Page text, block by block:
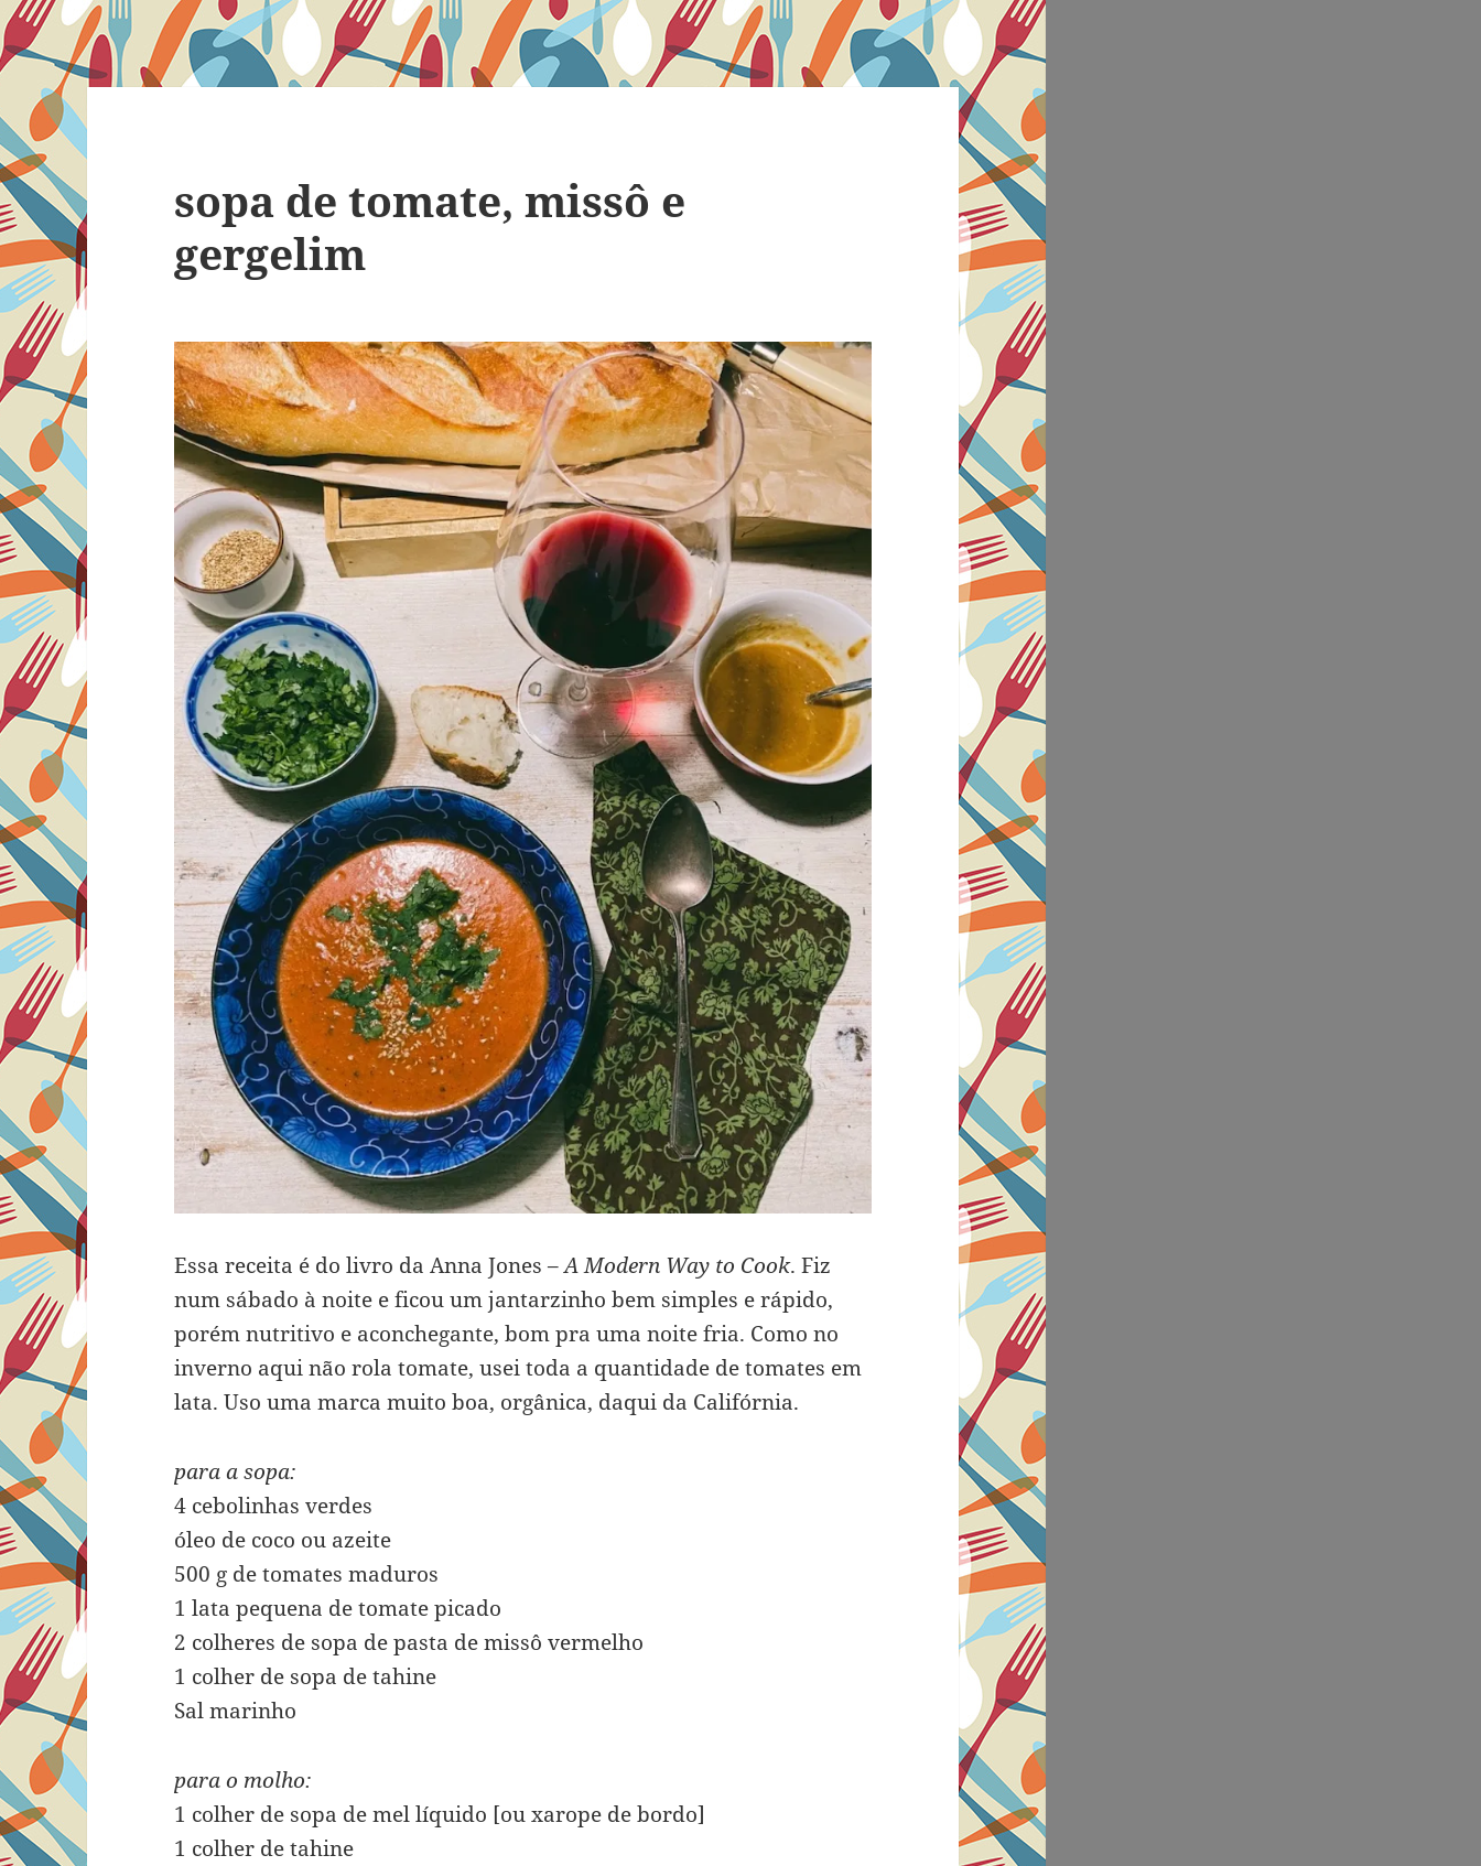
sopa de tomate, missô e
gergelim
Essa receita é do livro da Anna Jones –A Modern Way to Cook. Fiz
num sábado à noite e ficou um jantarzinho bem simples e rápido,
porém nutritivo e aconchegante, bom pra uma noite fria. Como no
inverno aqui não rola tomate, usei toda a quantidade de tomates em
lata. Uso uma marca muito boa, orgânica, daqui da Califórnia.
para a sopa:
4 cebolinhas verdes
óleo de coco ou azeite
500 g de tomates maduros
1 lata pequena de tomate picado
2 colheres de sopa de pasta de missô vermelho
1 colher de sopa de tahine
Sal marinho
para o molho:
1 colher de sopa de mel líquido [ou xarope de bordo]
1 colher de tahine